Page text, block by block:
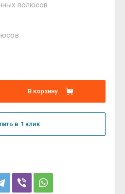
полюсов
В корзину
в 1 клик